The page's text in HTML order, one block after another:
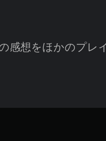
感想をほかのプレ